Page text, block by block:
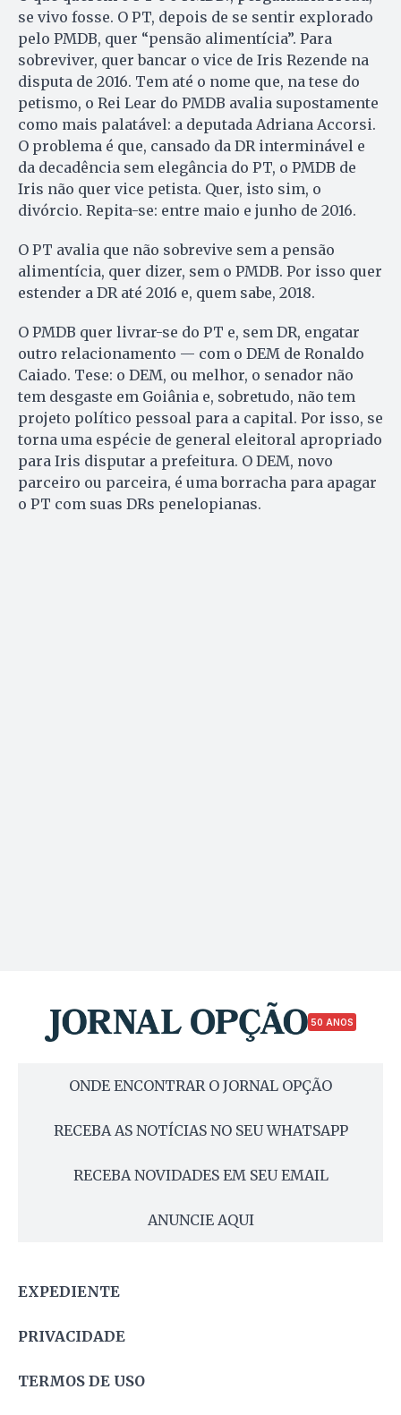
se vivo fosse. O PT, depois de se sentir explorado
pelo PMDB, quer “pensão alimentícia”. Para
sobreviver, quer bancar o vice de Iris Rezende na
disputa de 2016. Tem até o nome que, na tese do
petismo, o Rei Lear do PMDB avalia supostamente
como mais palatável: a deputada Adriana Accorsi.
O problema é que, cansado da DR interminável e
da decadência sem elegância do PT, o PMDB de
Iris não quer vice petista. Quer, isto sim, o
divórcio. Repita-se: entre maio e junho de 2016.
O PT avalia que não sobrevive sem a pensão
alimentícia, quer dizer, sem o PMDB. Por isso quer
estender a DR até 2016 e, quem sabe, 2018.
O PMDB quer livrar-se do PT e, sem DR, engatar
outro relacionamento — com o DEM de Ronaldo
Caiado. Tese: o DEM, ou melhor, o senador não
tem desgaste em Goiânia e, sobretudo, não tem
projeto político pessoal para a capital. Por isso, se
torna uma espécie de general eleitoral apropriado
para Iris disputar a prefeitura. O DEM, novo
parceiro ou parceira, é uma borracha para apagar
o PT com suas DRs penelopianas.
50 ANOS
ONDE ENCONTRAR O JORNAL OPÇÃO
RECEBA AS NOTÍCIAS NO SEU WHATSAPP
RECEBA NOVIDADES EM SEU EMAIL
ANUNCIE AQUI
EXPEDIENTE
PRIVACIDADE
TERMOS DE USO